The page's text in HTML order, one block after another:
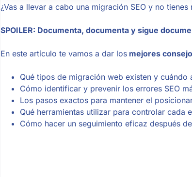
¿Vas a llevar a cabo una migración SEO y no
SPOILER: Documenta, documenta y sigue
En este artículo te vamos a dar los mejores
Qué tipos de migración web existen y
Cómo identificar y prevenir los errores SEO
Los pasos exactos para mantener el
Qué herramientas utilizar para controlar cada
Cómo hacer un seguimiento eficaz después